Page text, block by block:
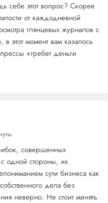
себе этот вопрос? Скорее
от каждодневной
глянцевых журналов с
этот момент вам казалось
«гребет деньги
совершенных
одной стороны, их
сути бизнеса как
дела без
неверно. Не стоит менять